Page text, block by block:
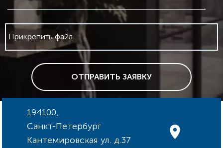
Прикрепить файл
ОТПРАВИТЬ ЗАЯВКУ
194100,
Санкт-Петербург
Кантемировская ул. д.37